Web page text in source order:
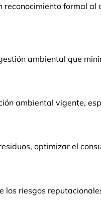
formal
ambiental que
ambiental vigente,
optimizar el
los riesgos